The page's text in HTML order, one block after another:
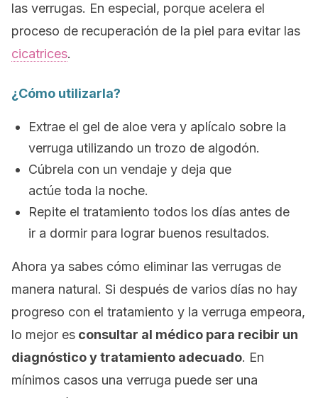
las verrugas. En especial, porque acelera el
proceso de recuperación de la piel para evitar las
cicatrices.
¿Cómo utilizarla?
Extrae el gel de aloe vera y aplícalo sobre la
verruga utilizando un trozo de algodón.
Cúbrela con un vendaje y deja que
actúe toda la noche.
Repite el tratamiento todos los días antes de
ir a dormir para lograr buenos resultados.
Ahora ya sabes cómo eliminar las verrugas de
manera natural. Si después de varios días no hay
progreso con el tratamiento y la verruga empeora,
lo mejor es consultar al médico para recibir un
diagnóstico y tratamiento adecuado. En
mínimos casos una verruga puede ser una